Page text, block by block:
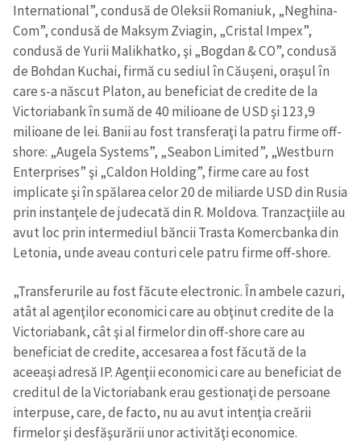
International”, condusă de Oleksii Romaniuk, „Neghina-
Com”, condusă de Maksym Zviagin, „Cristal Impex”,
condusă de Yurii Malikhatko, şi „Bogdan & CO”, condusă
de Bohdan Kuchai, firmă cu sediul în Căuşeni, oraşul în
care s-a născut Platon, au beneficiat de credite de la
Victoriabank în sumă de 40 milioane de USD şi 123,9
milioane de lei. Banii au fost transferaţi la patru firme off-
shore: „Augela Systems”, „Seabon Limited”, „Westburn
Enterprises” şi „Caldon Holding”, firme care au fost
implicate şi în spălarea celor 20 de miliarde USD din Rusia
prin instanţele de judecată din R. Moldova. Tranzacţiile au
avut loc prin intermediul băncii Trasta Komercbanka din
Letonia, unde aveau conturi cele patru firme off-shore.
„Transferurile au fost făcute electronic. În ambele cazuri,
atât al agenţilor economici care au obţinut credite de la
Victoriabank, cât şi al firmelor din off-shore care au
beneficiat de credite, accesarea a fost făcută de la
aceeaşi adresă IP. Agenţii economici care au beneficiat de
creditul de la Victoriabank erau gestionaţi de persoane
interpuse, care, de facto, nu au avut intenţia creării
firmelor şi desfăşurării unor activităţi economice.